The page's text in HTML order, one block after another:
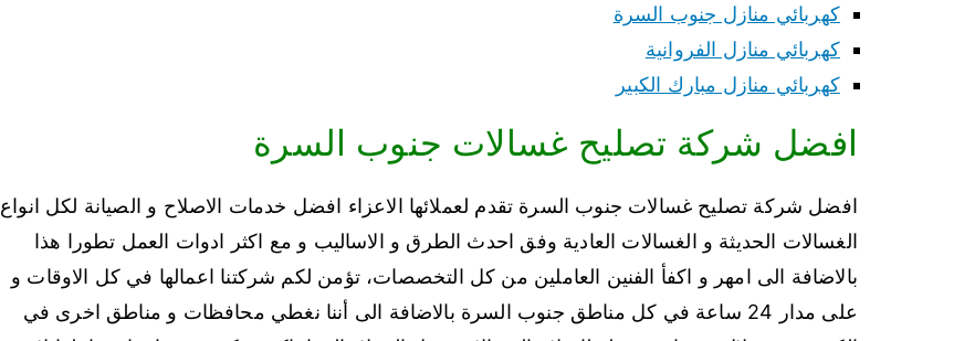
كهربائي منازل جنوب السرة
كهربائي منازل الفروانية
كهربائي منازل مبارك الكبير
افضل شركة تصليح غسالات جنوب السرة
افضل شركة تصليح غسالات جنوب السرة تقدم لعملائها الاعزاء افضل خدمات الاصلاح و الصيانة لكل انواع
الغسالات الحديثة و الغسالات العادية وفق احدث الطرق و الاساليب و مع اكثر ادوات العمل تطورا هذا
بالاضافة الى امهر و اكفأ الفنين العاملين من كل التخصصات، تؤمن لكم شركتنا اعمالها في كل الاوقات و
على مدار 24 ساعة في كل مناطق جنوب السرة بالاضافة الى أننا نغطي محافظات و مناطق اخرى في